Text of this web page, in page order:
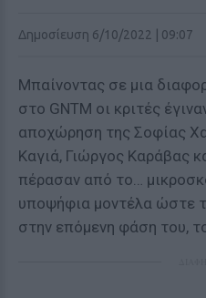
Δημοσίευση 6/10/2022 | 09:07
Μπαίνοντας σε μια
στο GNTM οι κριτές
αποχώρηση της Σοφίας
Καγιά, Γιώργος Καράβας
πέρασαν από το…
υποψήφια μοντέλα ώστε
στην επόμενη φάση του,